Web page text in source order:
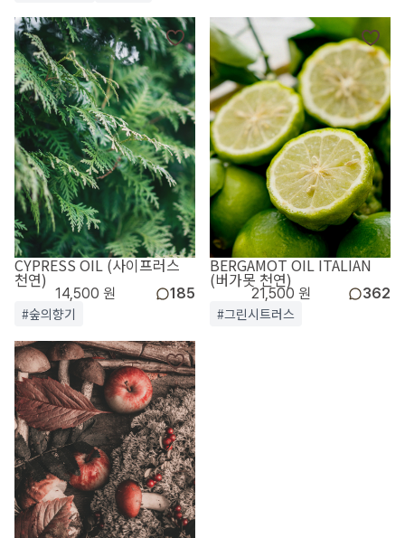
CYPRESS OIL (사이프러스
천연)
14,500 원 185
#숲의향기
BERGAMOT OIL ITALIAN
(버가못 천연)
21,500 원 362
#그린시트러스